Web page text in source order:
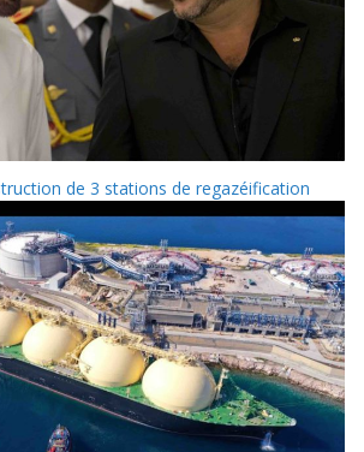
de 3 stations de regazéification